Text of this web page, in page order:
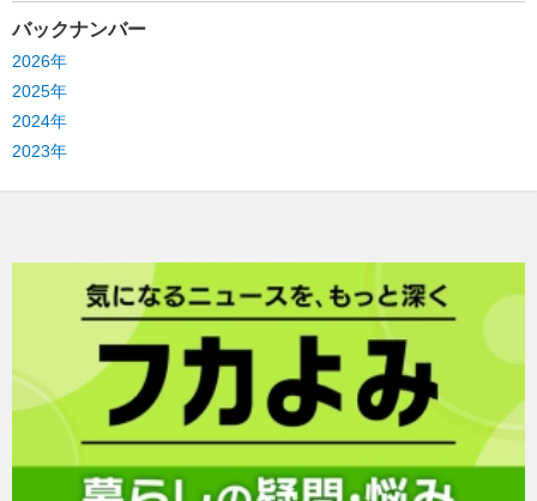
バックナンバー
2026年
2025年
2024年
2023年